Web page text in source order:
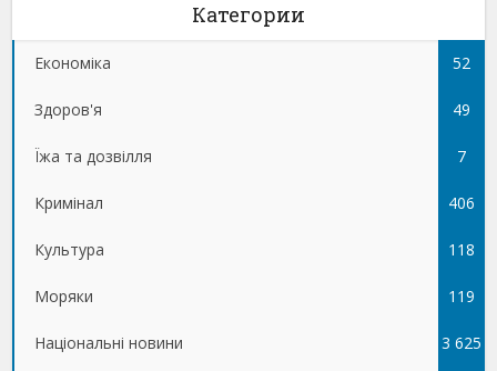
Категории
Економіка 52
Здоров'я 49
Їжа та дозвілля 7
Кримінал 406
Культура 118
Моряки 119
Національні новини 3 625